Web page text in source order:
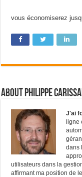
vous économiserez
About Philippe
J'ai
ligne
dans
utilisateurs dans la
affirmant ma position de